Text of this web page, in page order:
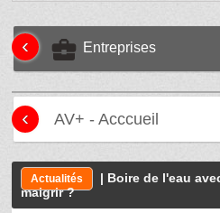
business_center Entreprises
‹
AV+ - Acccueil
‹
Actualités
| Boire de l'eau
maigrir ?